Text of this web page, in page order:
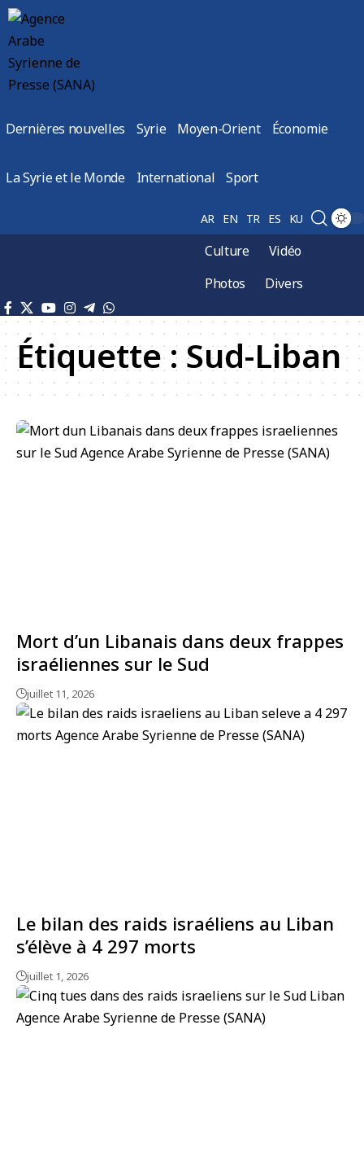
Dernières nouvelles Syrie Moyen-Orient Économie
La Syrie et le Monde International Sport
AR EN TR ES KU
Culture
Vidéo
Photos
Divers
Étiquette : Sud-Liban
Mort d’un Libanais dans deux frappes
israéliennes sur le Sud
juillet 11, 2026
Le bilan des raids israéliens au Liban
s’élève à 4 297 morts
juillet 1, 2026